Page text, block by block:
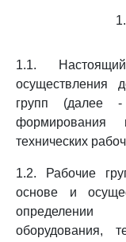
1.1.
осуществления
групп (далее -
формирования
технических
1.2. Рабочие
основе и
определении
оборудования,